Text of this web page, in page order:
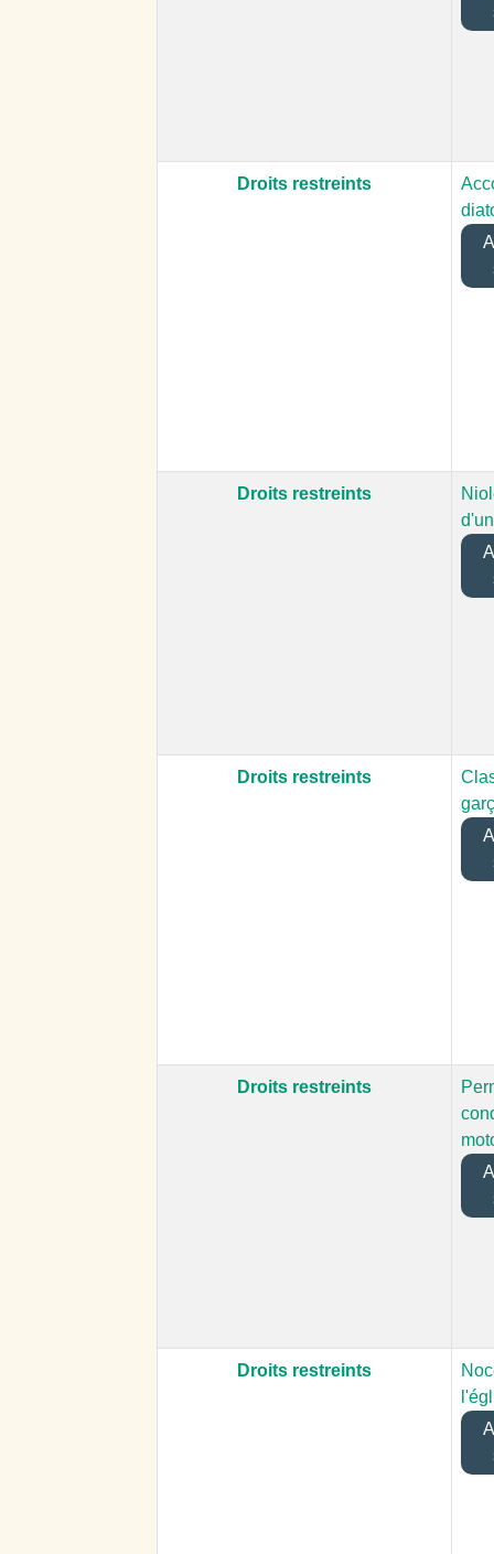
Droits restreints
Droits restreints
Droits restreints
Droits restreints
Droits restreints